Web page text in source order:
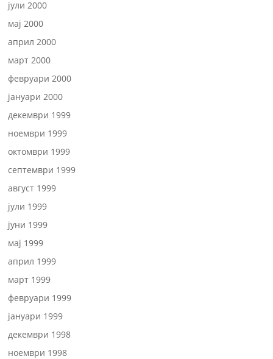
јули 2000
мај 2000
април 2000
март 2000
февруари 2000
јануари 2000
декември 1999
ноември 1999
октомври 1999
септември 1999
август 1999
јули 1999
јуни 1999
мај 1999
април 1999
март 1999
февруари 1999
јануари 1999
декември 1998
ноември 1998